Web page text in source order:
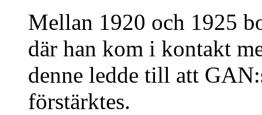
Mellan 1920 och 1925
där han kom i kontakt
denne ledde till att
förstärktes.